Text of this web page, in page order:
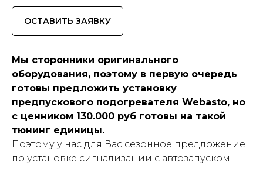
ОСТАВИТЬ ЗАЯВКУ
Мы сторонники оригинального
оборудования, поэтому в первую очередь
готовы предложить установку
предпускового подогревателя Webasto, но
с ценником 130.000 руб готовы на такой
тюнинг единицы.
Поэтому у нас для Вас сезонное предложение
по установке сигнализации с автозапуском.